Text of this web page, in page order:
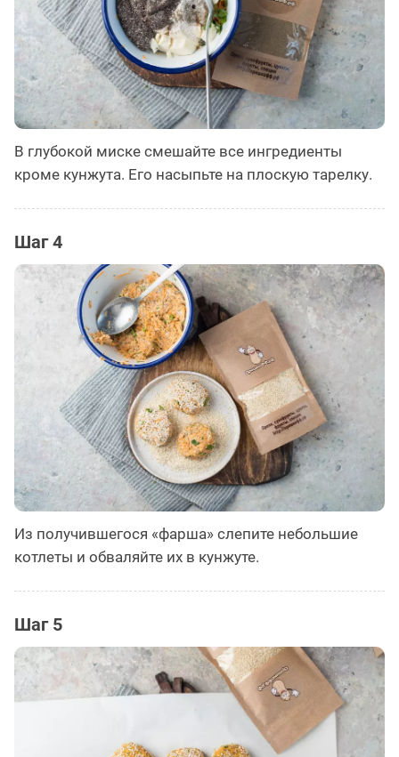
В глубокой миске смешайте все ингредиенты
кроме кунжута. Его насыпьте на плоскую тарелку.
Шаг 4
Из получившегося «фарша» слепите небольшие
котлеты и обваляйте их в кунжуте.
Шаг 5